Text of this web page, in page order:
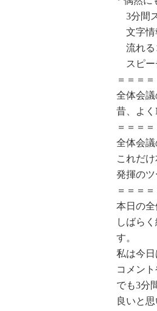
3分間
文字情
流れる
スピー
＝＝＝＝
全体会議
昔、よく
＝＝＝＝
全体会議
これだ
発揮のツ
＝＝＝＝
本日の
しばら
す。
私は今
コメン
でも3分
良いと思